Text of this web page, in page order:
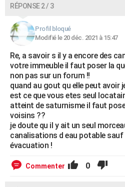
RÉPONSE 2 / 3
Profil bloqué
Modifié le 20 déc. 2021 à 15:47
Re, a savoir s il y a encore des
votre immeuble il faut poser la
non pas sur un forum !!
quand au gout qu elle peut avoir
est ce que vous etes seul
atteint de saturnisme il faut
voisins ??
je doute qu il y ait un seul
canalisations d eau potable sauf
évacuation !
Commenter 0